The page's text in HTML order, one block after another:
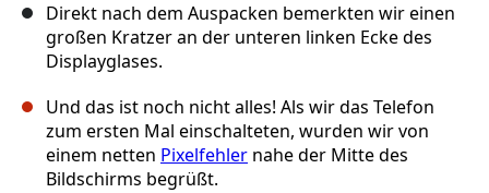
Direkt nach dem Auspacken bemerkten wir einen
großen Kratzer an der unteren linken Ecke des
Displayglases.
Und das ist noch nicht alles! Als wir das Telefon
zum ersten Mal einschalteten, wurden wir von
einem netten Pixelfehler nahe der Mitte des
Bildschirms begrüßt.